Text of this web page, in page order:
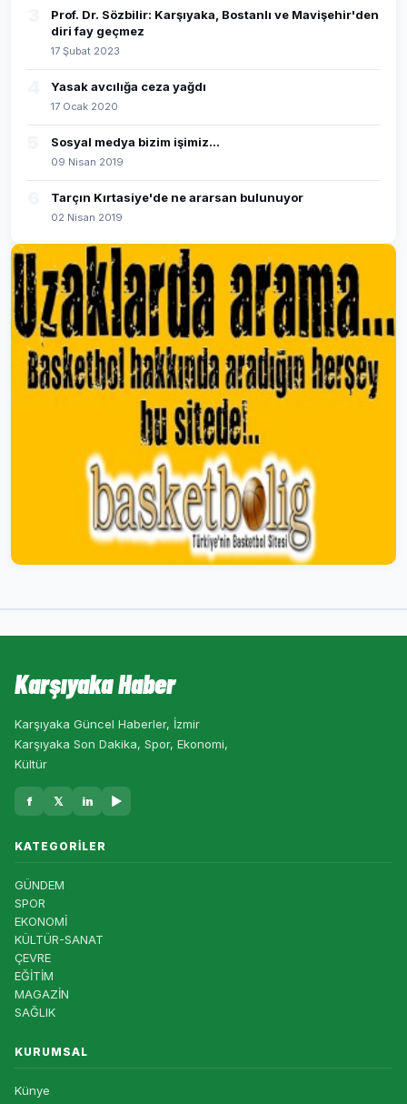
Prof. Dr. Sözbilir: Karşıyaka, Bostanlı ve Mavişehir'den
diri fay geçmez
17 Şubat 2023
Yasak avcılığa ceza yağdı
17 Ocak 2020
Sosyal medya bizim işimiz...
09 Nisan 2019
Tarçın Kırtasiye'de ne ararsan bulunuyor
02 Nisan 2019
Karşıyaka Haber
Karşıyaka Güncel Haberler, İzmir
Karşıyaka Son Dakika, Spor, Ekonomi,
Kültür
f 𝕏 in ▶
KATEGORILER
GÜNDEM
SPOR
EKONOMİ
KÜLTÜR-SANAT
ÇEVRE
EĞİTİM
MAGAZİN
SAĞLIK
KURUMSAL
Künye